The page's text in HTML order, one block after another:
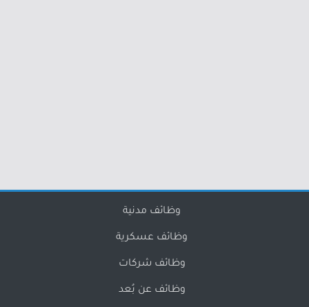
وظائف مدنية
وظائف عسكرية
وظائف شركات
وظائف عن بُعد